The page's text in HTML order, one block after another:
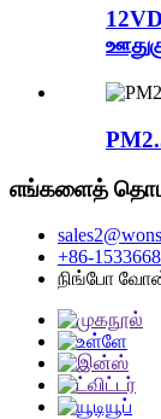
எங்களைத்
+86-
நிங்போ